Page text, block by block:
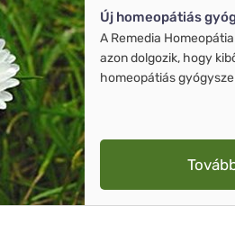
Új homeopátiás
A Remedia
azon dolgozik, hogy
homeopátiás